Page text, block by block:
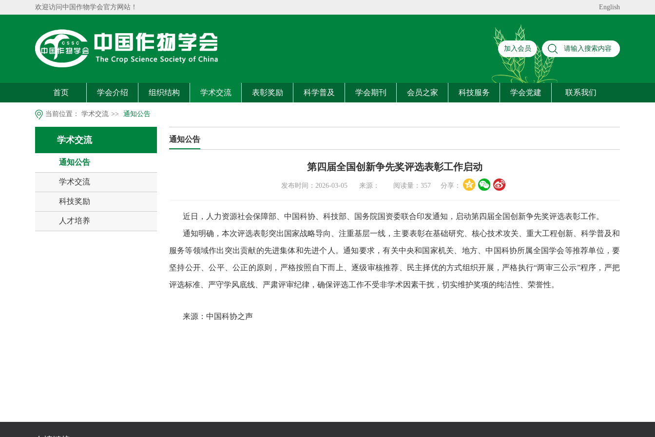
欢迎访问中国作物学会官方网站！ English
加入会员
首页 学会介绍 组织结构 学术交流 表彰奖励 科学普及 学会期刊 会员之家 科技服务 学会党建 联系我们
当前位置： 学术交流 >> 通知公告
学术交流
通知公告
学术交流
科技奖励
人才培养
通知公告
第四届全国创新争先奖评选表彰工作启动
发布时间：2026-03-05 来源： 阅读量： 357分享：
近日，人力资源社会保障部、中国科协、科技部、国务院国资委联合印发通知，启动第四届全国创新争先奖评选表彰工作。
通知明确，本次评选表彰突出国家战略导向、注重基层一线，主要表彰在基础研究、核心技术攻关、重大工程创新、科学普及和
服务等领域作出突出贡献的先进集体和先进个人。通知要求，有关中央和国家机关、地方、中国科协所属全国学会等推荐单位，要
坚持公开、公平、公正的原则，严格按照自下而上、逐级审核推荐、民主择优的方式组织开展，严格执行“两审三公示”程序，严把
评选标准、严守学风底线、严肃评审纪律，确保评选工作不受非学术因素干扰，切实维护奖项的纯洁性、荣誉性。
来源：中国科协之声